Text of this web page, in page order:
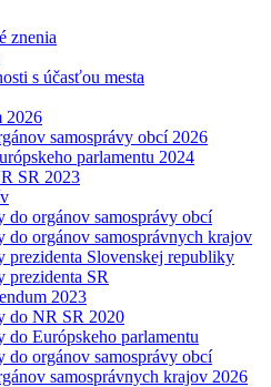
znenia
s účasťou mesta
2026
samosprávy obcí 2026
parlamentu 2024
SR 2023
do orgánov samosprávy obcí
do orgánov samosprávnych krajov
prezidenta Slovenskej republiky
prezidenta SR
2023
do NR SR 2020
do Európskeho parlamentu
do orgánov samosprávy obcí
samosprávnych krajov 2026